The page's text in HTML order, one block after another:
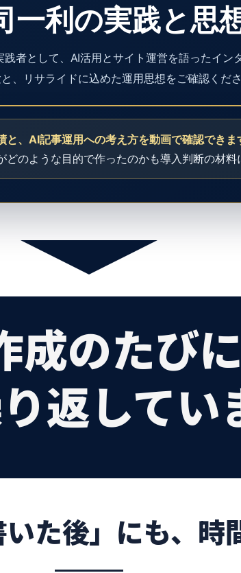
一利の実践と思
者として、AI活用とサイト運営を語ったイン
、リサライドに込めた運用思想をご確認くださ
インタビュー動画を再生する
と、AI記事運用への考え方を動画で確認できま
のような目的で作ったのかも導入判断の材料
成のたびに
返してい
た後」にも、時